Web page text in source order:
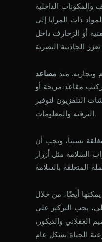
والمكونات الداخلية
ذات المرايا إلى
أو الزخارف داخل
وتجاربه. منذمصاعد
مقاعد مريحة أو
التلفزيون لتوفير
الترفيه والمعلومات.
نسبيا، ويجب أن
السلامة مثل أزرار
أيضًا، من خلال
يجب التركيز على
العقلاني والديكور،